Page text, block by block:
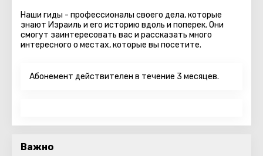
Наши гиды - профессионалы своего дела, которые
знают Израиль и его историю вдоль и поперек. Они
смогут заинтересовать вас и рассказать много
интересного о местах, которые вы посетите.
Абонемент действителен в течение 3 месяцев.
Важно